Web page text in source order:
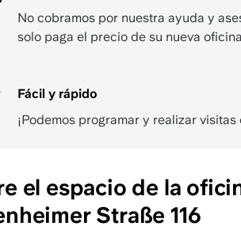
No cobramos por nuestra ayuda y
solo paga el precio de su nueva
Fácil y rápido
¡Podemos programar y realizar visitas
el espacio de la
Straße 116